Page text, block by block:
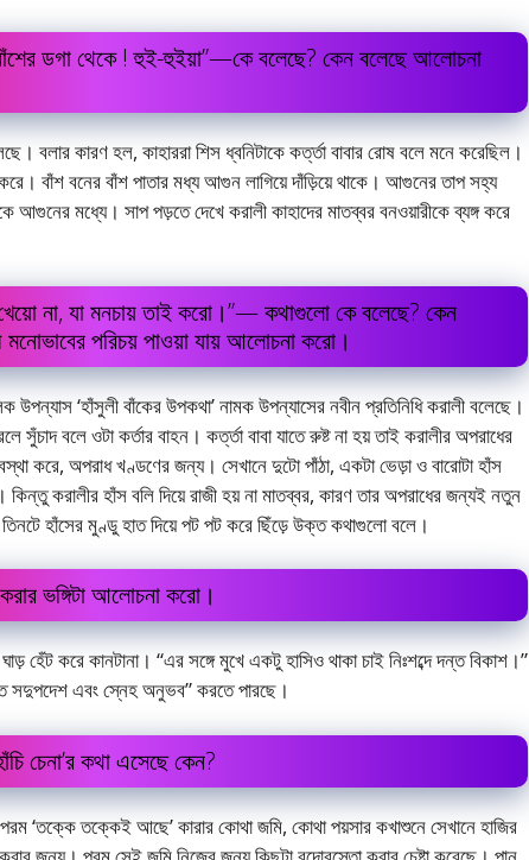
ডগা থেকে ! হুই-হুইয়া”—কে বলেছে? কেন বলেছে আলোচনা
বলার কারণ হল, কাহাররা শিস ধ্বনিটাকে কৰ্ত্তা বাবার রোষ বলে মনে করেছিল।
বাঁশ বনের বাঁশ পাতার মধ্য আগুন লাগিয়ে দাঁড়িয়ে থাকে। আগুনের তাপ সহ্য
আগুনের মধ্যে। সাপ পড়তে দেখে করালী কাহাদের মাতব্বর বনওয়ারীকে ব্যঙ্গ করে
না, যা মনচায় তাই করো।”— কথাগুলো কে বলেছে? কেন
পরিচয় পাওয়া যায় আলোচনা করো।
‘হাঁসুলী বাঁকের উপকথা’ নামক উপন্যাসের নবীন প্রতিনিধি করালী বলেছে।
সুঁচাদ বলে ওটা কর্তার বাহন। কৰ্ত্তা বাবা যাতে রুষ্ট না হয় তাই করালীর অপরাধের
করে, অপরাধ খণ্ডণের জন্য। সেখানে দুটো পাঁঠা, একটা ভেড়া ও বারোটা হাঁস
করালীর হাঁস বলি দিয়ে রাজী হয় না মাতব্বর, কারণ তার অপরাধের জন্যই নতুন
হাঁসের মুণ্ডু হাত দিয়ে পট পট করে ছিঁড়ে উক্ত কথাগুলো বলে।
ভঙ্গিটা আলোচনা করো।
হেঁট করে কানটানা। “এর সঙ্গে মুখে একটু হাসিও থাকা চাই নিঃশব্দে দন্ত বিকাশ।”
সদুপদেশ এবং স্নেহ অনুভব” করতে পারছে।
চেনা’র কথা এসেছে কেন?
‘তক্কে তক্কেই আছে’ কারার কোথা জমি, কোথা পয়সার কখাশুনে সেখানে হাজির